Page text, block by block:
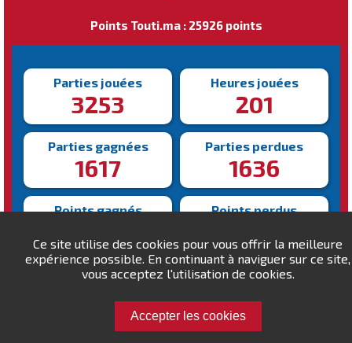
Ce site utilise des cookies pour vous offrir la meilleure
expérience possible. En continuant à naviguer sur ce site,
vous acceptez l'utilisation de cookies.
Accepter les cookies
Points Touti.ma : 25926 points
Parties jouées
3253
Heures jouées
201
Parties gagnées
1617
Parties perdues
1636
Points gagnés Points perdus
Victoire la plus rapide
102s
Victoire la plus lente
924s